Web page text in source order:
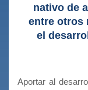
nativo de
entre otros
el
Aportar al